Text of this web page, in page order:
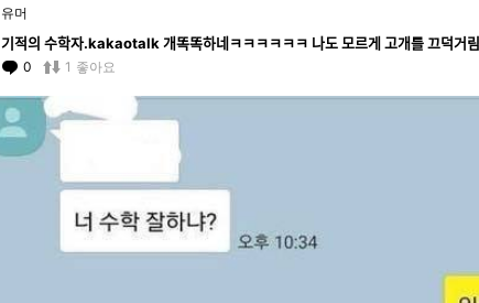
유머
기적의 수학자.kakaotalk 개똑똑하네ㅋㅋㅋㅋㅋㅋ 나도 모르게 고개를 끄덕거림
0 Comments
1 좋아요